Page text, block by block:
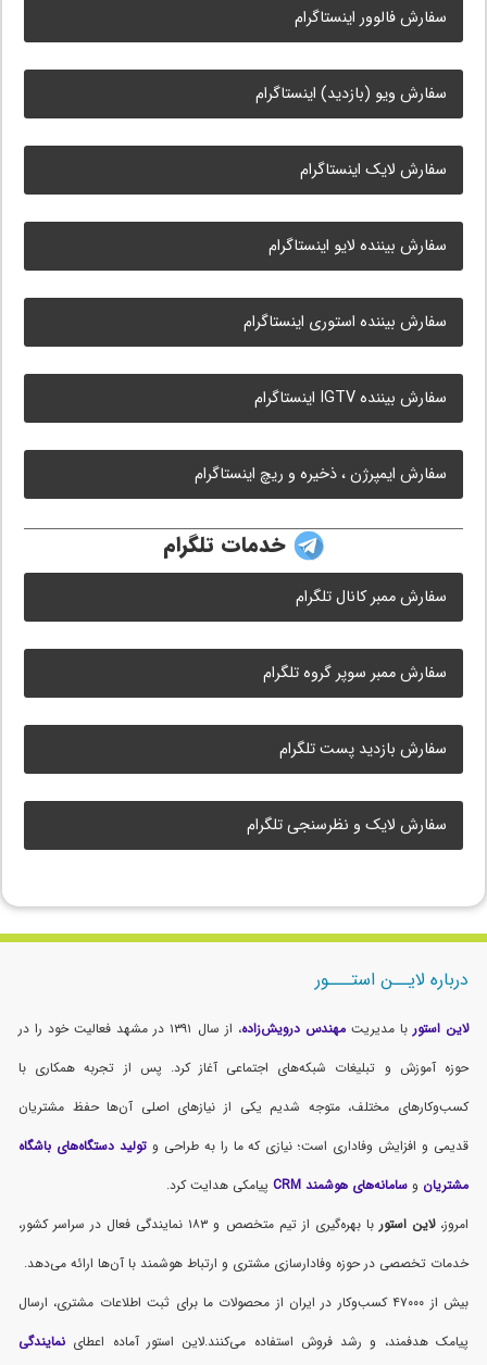
سفارش فالوور اینستاگرام
سفارش ویو (بازدید) اینستاگرام
سفارش لایک اینستاگرام
سفارش بیننده لایو اینستاگرام
سفارش بیننده استوری اینستاگرام
سفارش بیننده IGTV اینستاگرام
سفارش ایمپرژن ، ذخیره و ریچ اینستاگرام
خدمات تلگرام
سفارش ممبر کانال تلگرام
سفارش ممبر سوپر گروه تلگرام
سفارش بازدید پست تلگرام
سفارش لایک و نظرسنجی تلگرام